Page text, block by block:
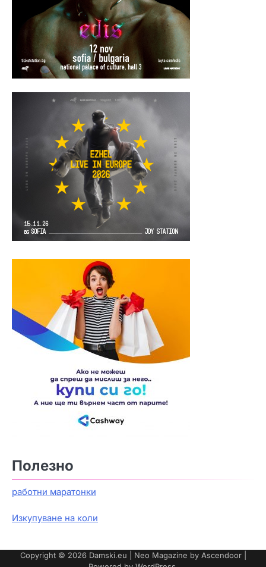
Полезно
работни маратонки
Изкупуване на коли
Copyright © 2026 Damski.eu | Neo Magazine by Ascendoor|